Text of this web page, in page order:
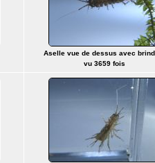
Aselle vue de dessus avec
vu 3659 fois